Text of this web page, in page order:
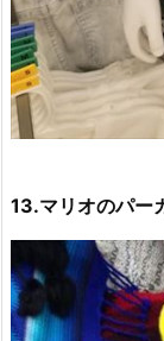
13.マリオのパー